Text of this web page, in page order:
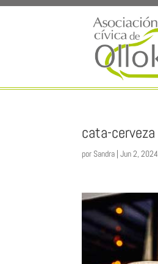
cata-cerveza
por Sandra |Jun 2, 2024